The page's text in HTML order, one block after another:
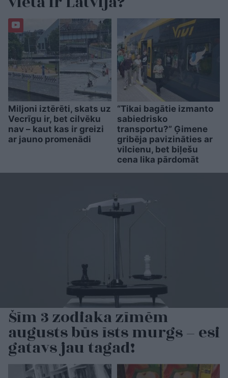
Miljoni iztērēti, skats uz
Vecrīgu ir, bet cilvēku
nav – kaut kas ir greizi
ar jauno promenādi
“Tikai bagātie izmanto
sabiedrisko
transportu?” Ģimene
gribēja pavizināties ar
vilcienu, bet biļešu
cena lika pārdomāt
Šīm 3 zodiaka zīmēm
augusts būs īsts murgs – esi
gatavs jau tagad!